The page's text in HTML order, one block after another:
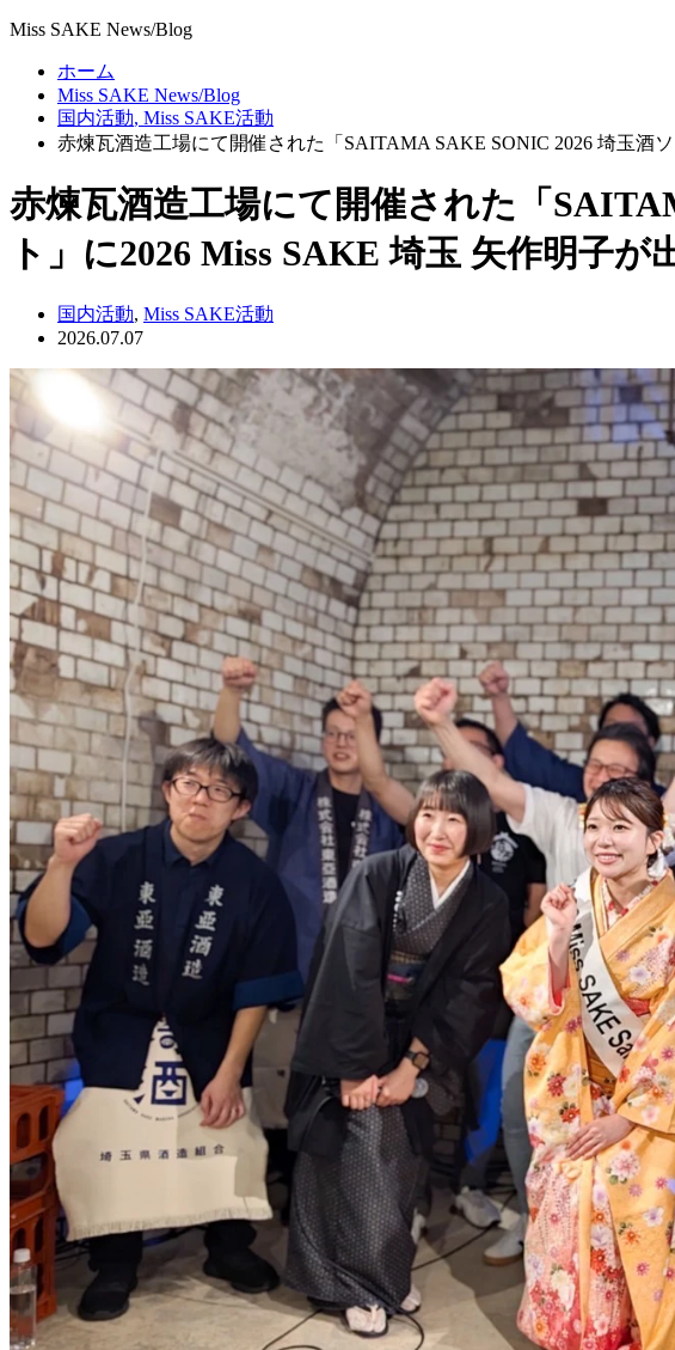
Miss SAKE News/Blog
ホーム
Miss SAKE News/Blog
国内活動, Miss SAKE活動
赤煉瓦酒造工場にて開催された「SAITAMA SAKE SONIC 2026 埼玉酒
赤煉瓦酒造工場にて開催された「
ト」に2026 Miss SAKE 埼玉 矢作明子
国内活動, Miss SAKE活動
2026.07.07